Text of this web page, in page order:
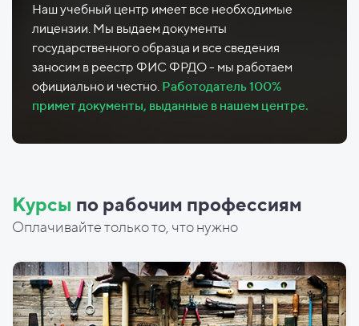
Наш учебный центр имеет все необходимые
лицензии. Мы выдаем документы
государственного образца и все сведения
заносим в реестр ФИС ФРДО - мы работаем
официально и честно. Работодатель 100%
примет документы, выданные в нашем центре.
Курсы по рабочим профессиям
Оплачивайте только то, что нужно